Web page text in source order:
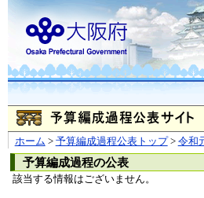
ホーム > 予算編成過程公表トップ> 令和
予算編成過程の公表
該当する情報はございません。